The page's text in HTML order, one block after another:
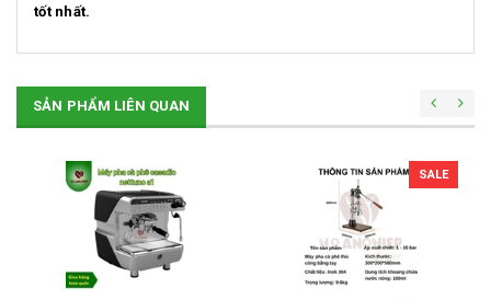
tốt nhất.
SẢN PHẨM LIÊN QUAN
SALE